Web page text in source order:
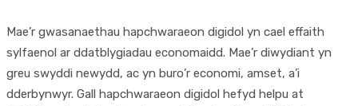
Mae’r gwasanaethau hapchwaraeon digidol yn cael effaith
sylfaenol ar ddatblygiadau economaidd. Mae’r diwydiant yn
greu swyddi newydd, ac yn buro’r economi, amset, a’i
dderbynwyr. Gall hapchwaraeon digidol hefyd helpu at